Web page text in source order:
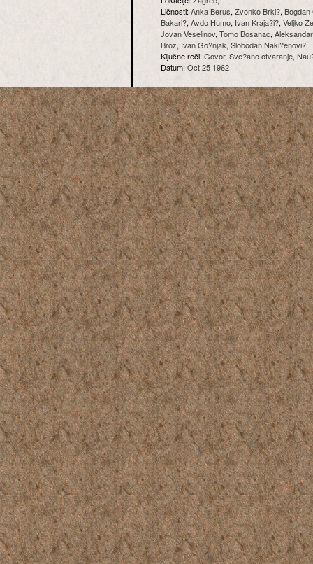
Ličnosti:Anka Berus, Zvonko Brki?, Bogdan
Bakari?, Avdo Humo, Ivan Kraja?i?, Veljko
Jovan Veselinov, Tomo Bosanac,
Broz, Ivan Go?njak, Slobodan Naki?enovi?,
Ključne reči:Govor, Sve?ano otvaranje,
Datum: Oct 25 1962